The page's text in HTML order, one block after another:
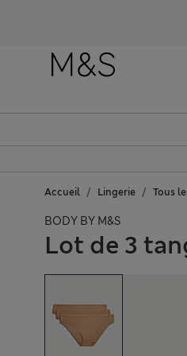
Accueil Lingerie Tous
BODY BY M&S
Lot de 3